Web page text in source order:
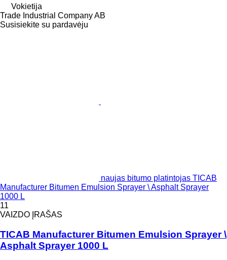
Vokietija
Trade Industrial Company AB
Susisiekite su pardavėju
naujas bitumo platintojas TICAB
Manufacturer Bitumen Emulsion Sprayer \ Asphalt Sprayer
1000 L
11
VAIZDO ĮRAŠAS
TICAB Manufacturer Bitumen Emulsion Sprayer \
Asphalt Sprayer 1000 L